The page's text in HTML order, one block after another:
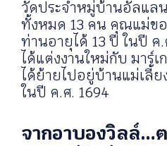
วัดประจำหมู่บ้านอัลแล
ทั้งหมด 13 คน คุณแม่ขอ
ท่านอายุได้ 13 ปี ในปี ค
ได้แต่งงานใหม่กับ มาร์
ได้ย้ายไปอยู่บ้านแม่เลี้
ในปี ค.ศ. 1694
จากอาบองวิลล์…